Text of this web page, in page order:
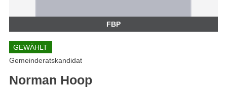
FBP
GEWÄHLT
Gemeinderatskandidat
Norman Hoop